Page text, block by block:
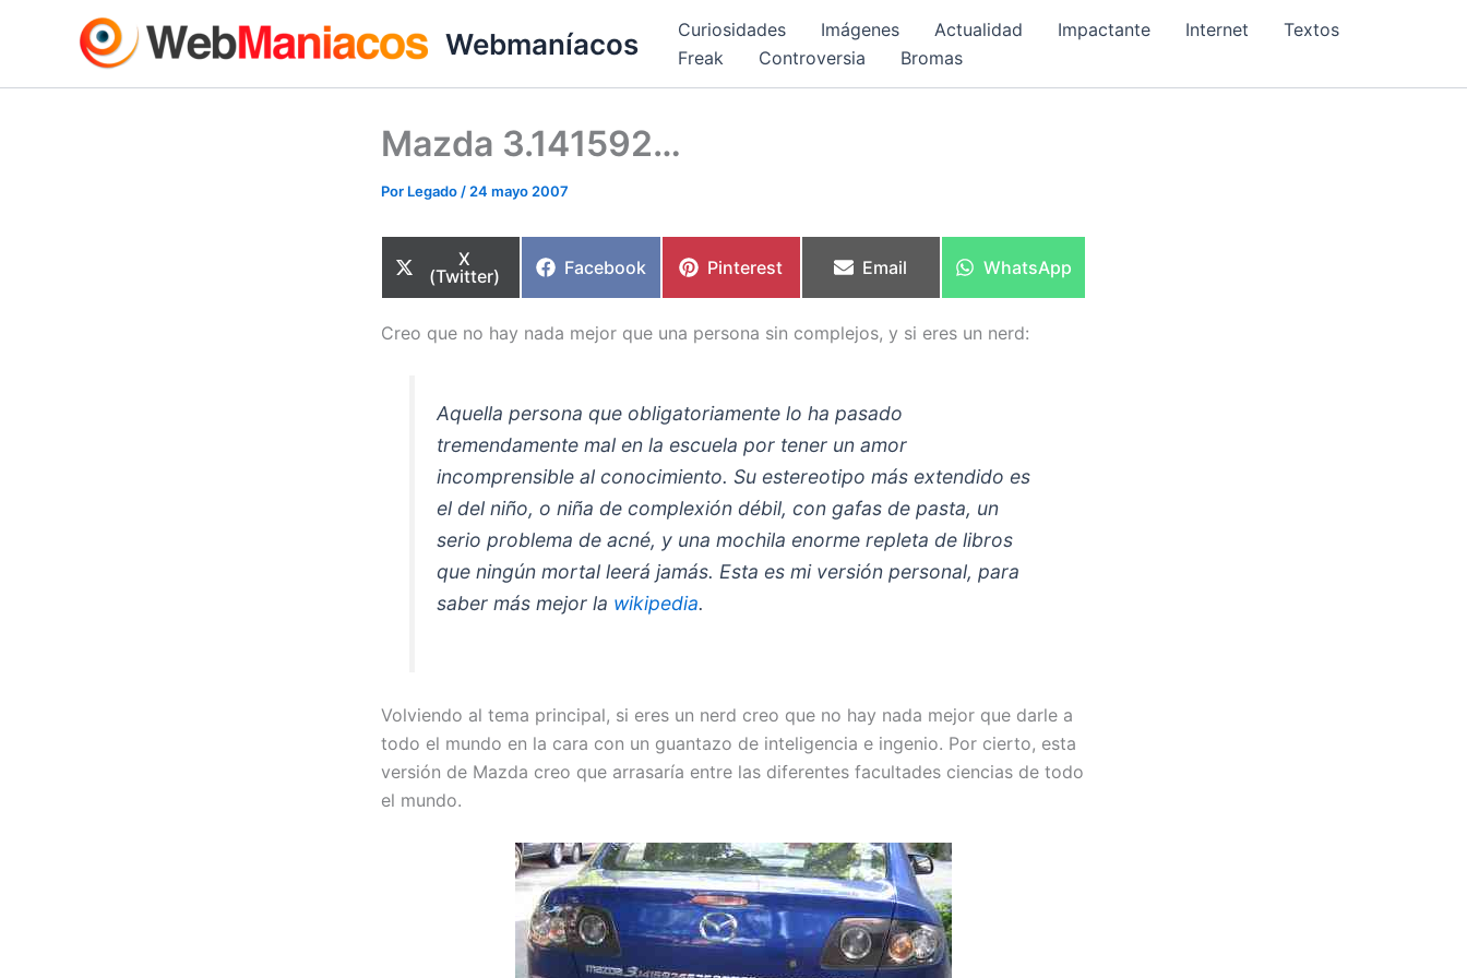
Webmaníacos Curiosidades Imágenes Actualidad Impactante Internet
Textos
Freak
Controversia Bromas
Mazda 3.141592…
Por Legado / 24 mayo 2007
Compartir
en
X
(Twitter)
Compartir
Facebook
Compartir
Pinterest
Compartir
Email
Compartir
WhatsApp
Creo que no hay nada mejor que una persona sin complejos, y si eres un nerd:
Aquella persona que obligatoriamente lo ha pasado
tremendamente mal en la escuela por tener un amor
incomprensible al conocimiento. Su estereotipo más extendido es
el del niño, o niña de complexión débil, con gafas de pasta, un
serio problema de acné, y una mochila enorme repleta de libros
que ningún mortal leerá jamás. Esta es mi versión personal, para
saber más mejor la wikipedia.
Volviendo al tema principal, si eres un nerd creo que no hay nada mejor que darle a
todo el mundo en la cara con un guantazo de inteligencia e ingenio. Por cierto, esta
versión de Mazda creo que arrasaría entre las diferentes facultades ciencias de todo
el mundo.